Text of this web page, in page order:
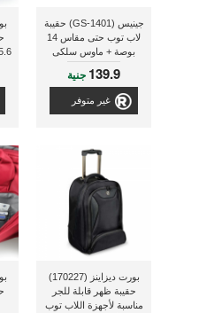
جينيس (GS-1401) حقيبة
لاب توب حتى مقاس 14
بوصة + ماوس سلكى
صغير (31010100102)139.9 جنية
غير متوفر
بورت ديزاينز (170227)
حقيبة ظهر قابلة للجر
مناسبة لأجهزة اللاب توب